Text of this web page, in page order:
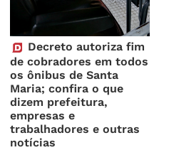
Decreto autoriza fim
de cobradores em todos
os ônibus de Santa
Maria; confira o que
dizem prefeitura,
empresas e
trabalhadores e outras
notícias